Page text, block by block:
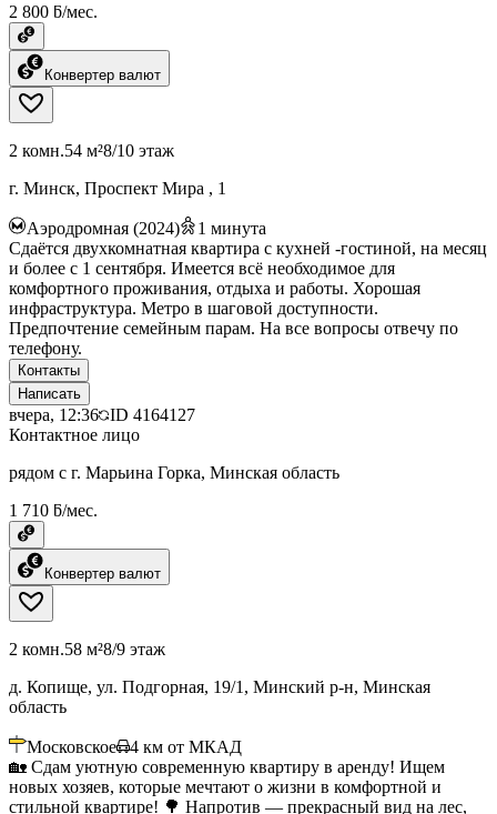
2 800 ƃ/мес.
Конвертер валют
2 комн.54 м²8/10 этаж
г. Минск, Проспект Мира , 1
Аэродромная (2024) 1 минута
Сдаётся двухкомнатная квартира с кухней -гостиной, на месяц
и более с 1 сентября. Имеется всё необходимое для
комфортного проживания, отдыха и работы. Хорошая
инфраструктура. Метро в шаговой доступности.
Предпочтение семейным парам. На все вопросы отвечу по
телефону.
Контакты
Написать
вчера, 12:36 ID 4164127
Контактное лицо
рядом с г. Марьина Горка, Минская область
1 710 ƃ/мес.
Конвертер валют
2 комн.58 м²8/9 этаж
д. Копище, ул. Подгорная, 19/1, Минский р-н, Минская
область
Московское 4 км от МКАД
🏡 Сдам уютную современную квартиру в аренду! Ищем
новых хозяев, которые мечтают о жизни в комфортной и
стильной квартире! 🌳 Напротив — прекрасный вид на лес,